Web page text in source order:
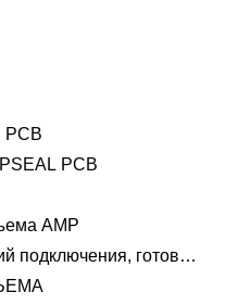
PCB
AMP
подключения, готовых